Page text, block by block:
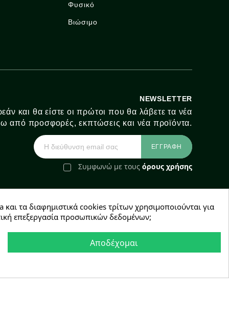
Φυσικό
Βιώσιμο
NEWSLETTER
και θα είστε οι πρώτοι που θα λάβετε τα νέα
από προσφορές, εκπτώσεις και νέα προϊόντα.
Συμφωνώ με τους όρους χρήσης
e-Shop by Synergic Software
τα διαφημιστικά cookies τρίτων χρησιμοποιούνται για
επεξεργασία προσωπικών δεδομένων;
Αποδέχομαι